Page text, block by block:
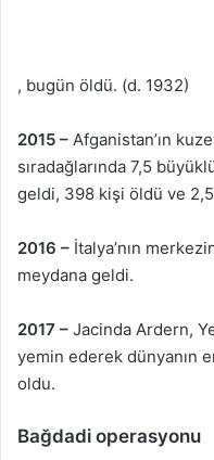
, bugün öldü. (d. 1932)
2015 – Afganistan’ın
sıradağlarında 7,5
geldi, 398 kişi öldü ve
2016 – İtalya’nın
meydana geldi.
2017 – Jacinda Ardern,
yemin ederek dünyanın
oldu.
Bağdadi operasyonu